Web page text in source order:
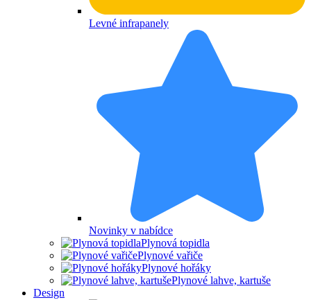
Levné infrapanely
Novinky v nabídce
Plynová topidla
Plynové vařiče
Plynové hořáky
Plynové lahve, kartuše
Design